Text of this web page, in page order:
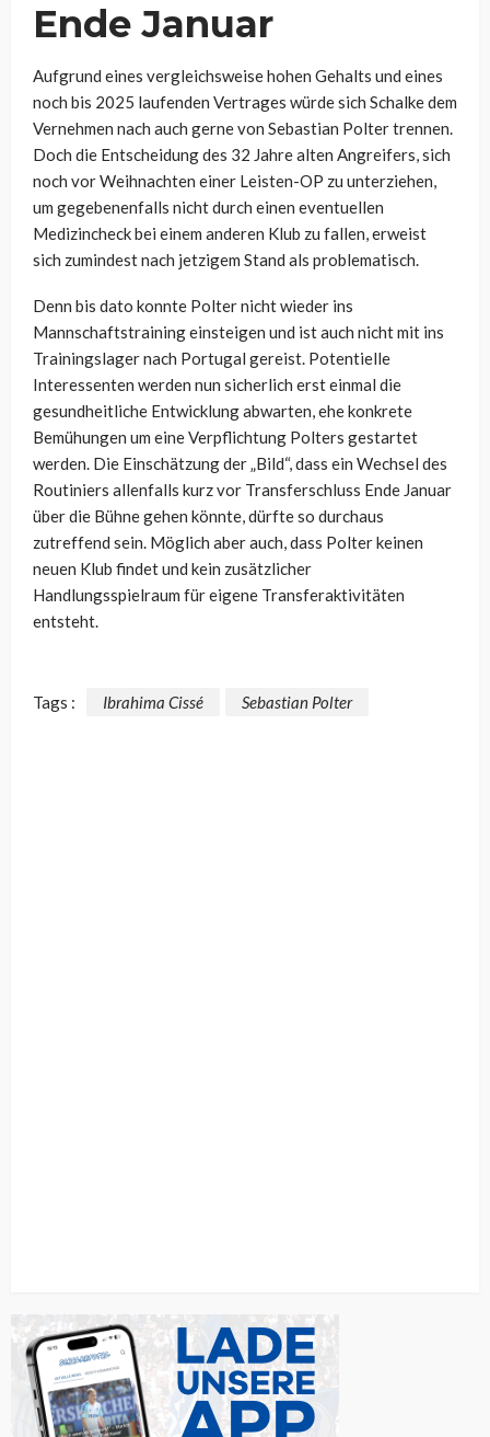
Ende Januar
Aufgrund eines vergleichsweise hohen Gehalts und eines
noch bis 2025 laufenden Vertrages würde sich Schalke dem
Vernehmen nach auch gerne von Sebastian Polter trennen.
Doch die Entscheidung des 32 Jahre alten Angreifers, sich
noch vor Weihnachten einer Leisten-OP zu unterziehen,
um gegebenenfalls nicht durch einen eventuellen
Medizincheck bei einem anderen Klub zu fallen, erweist
sich zumindest nach jetzigem Stand als problematisch.
Denn bis dato konnte Polter nicht wieder ins
Mannschaftstraining einsteigen und ist auch nicht mit ins
Trainingslager nach Portugal gereist. Potentielle
Interessenten werden nun sicherlich erst einmal die
gesundheitliche Entwicklung abwarten, ehe konkrete
Bemühungen um eine Verpflichtung Polters gestartet
werden. Die Einschätzung der „Bild“, dass ein Wechsel des
Routiniers allenfalls kurz vor Transferschluss Ende Januar
über die Bühne gehen könnte, dürfte so durchaus
zutreffend sein. Möglich aber auch, dass Polter keinen
neuen Klub findet und kein zusätzlicher
Handlungsspielraum für eigene Transferaktivitäten
entsteht.
Tags : Ibrahima Cissé Sebastian Polter